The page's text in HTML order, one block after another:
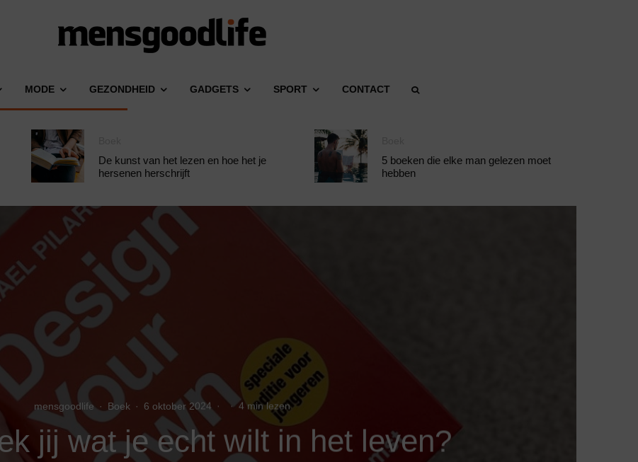
MODE GEZONDHEID GADGETS SPORT CONTACT
De kunst van het lezen en hoe het je
hersenen herschrijft
5 boeken die elke man gelezen moet
hebben
mensgoodlife · Boek · 6 oktober 2024 · · 4 min lezen
jij wat je echt wilt in het leven?